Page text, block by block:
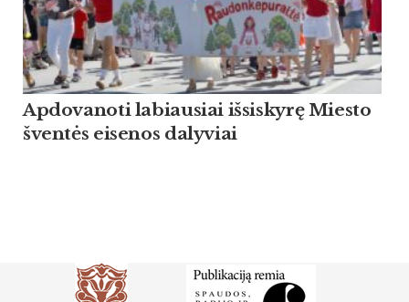
Apdovanoti labiausiai išsiskyrę Miesto
šventės eisenos dalyviai